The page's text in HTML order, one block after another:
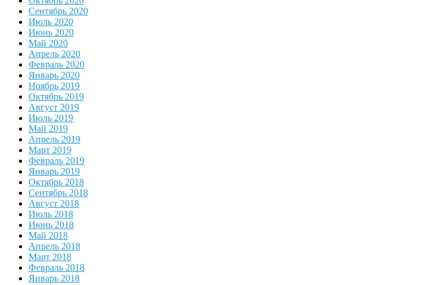
Сентябрь 2020
Июль 2020
Июнь 2020
Май 2020
Апрель 2020
Февраль 2020
Январь 2020
Ноябрь 2019
Октябрь 2019
Август 2019
Июль 2019
Май 2019
Апрель 2019
Март 2019
Февраль 2019
Январь 2019
Октябрь 2018
Сентябрь 2018
Август 2018
Июль 2018
Июнь 2018
Май 2018
Апрель 2018
Март 2018
Февраль 2018
Январь 2018